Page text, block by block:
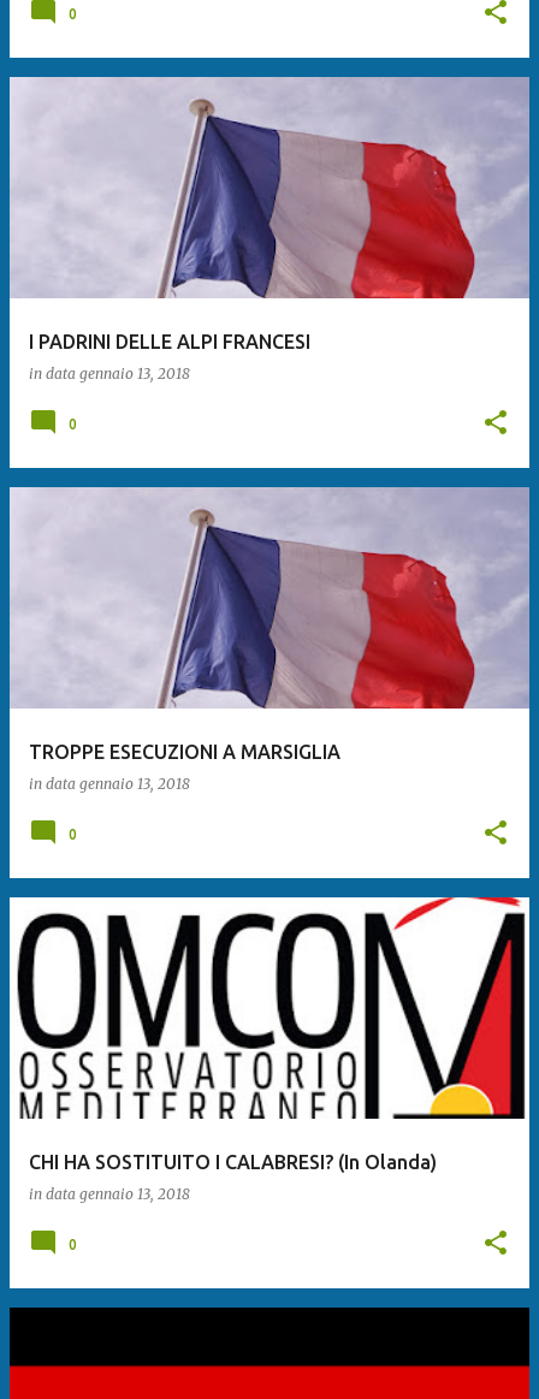
0
I PADRINI DELLE ALPI FRANCESI
in data gennaio 13, 2018
0
TROPPE ESECUZIONI A MARSIGLIA
in data gennaio 13, 2018
0
CHI HA SOSTITUITO I CALABRESI? (In Olanda)
in data gennaio 13, 2018
0